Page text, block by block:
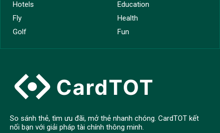
Hotels
Fly
Golf
Education
Health
Fun
So sánh thẻ, tìm ưu đãi, mở thẻ nhanh chóng. CardTOT kết
nối bạn với giải pháp tài chính thông minh.